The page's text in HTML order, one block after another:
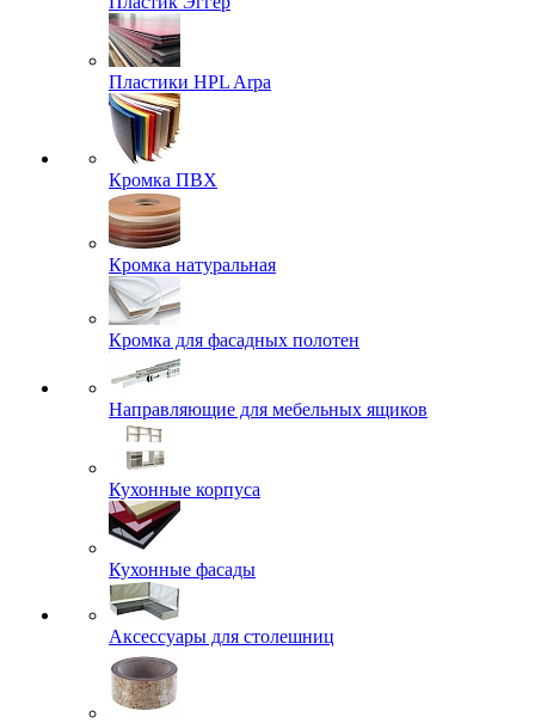
Пластики HPL Arpa
Кромка ПВХ
Кромка натуральная
Кромка для фасадных полотен
Направляющие для мебельных ящиков
Кухонные корпуса
Кухонные фасады
Аксессуары для столешниц